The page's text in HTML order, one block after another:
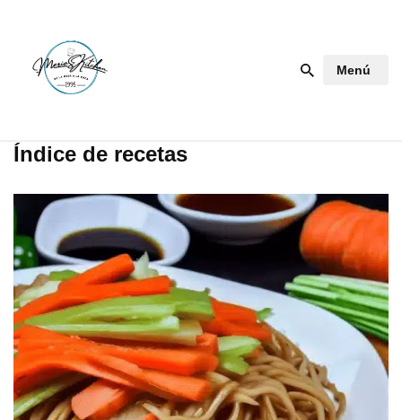
Saltar
contenido
Menú
Índice de recetas